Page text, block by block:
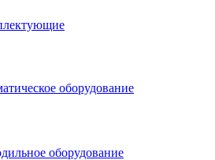
оборудование
оборудование